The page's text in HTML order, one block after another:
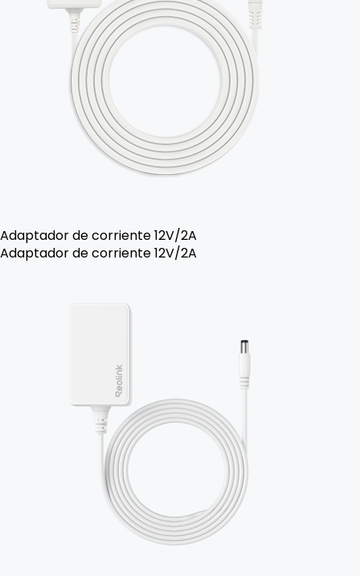
Adaptador de corriente 12V/2A
Adaptador de corriente 12V/2A